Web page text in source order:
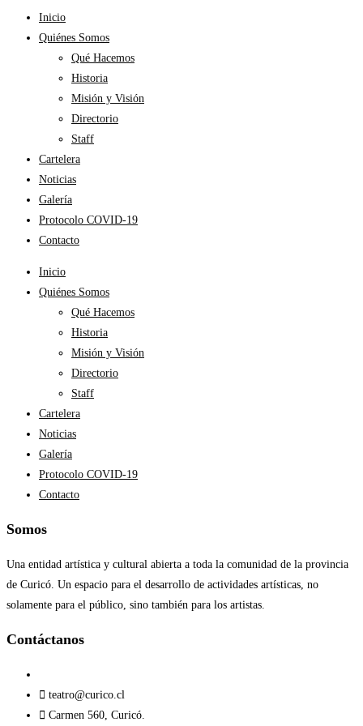
Inicio
Quiénes Somos
Qué Hacemos
Historia
Misión y Visión
Directorio
Staff
Cartelera
Noticias
Galería
Protocolo COVID-19
Contacto
Inicio
Quiénes Somos
Qué Hacemos
Historia
Misión y Visión
Directorio
Staff
Cartelera
Noticias
Galería
Protocolo COVID-19
Contacto
Somos
Una entidad artística y cultural abierta a toda la comunidad de la provincia
de Curicó. Un espacio para el desarrollo de actividades artísticas, no
solamente para el público, sino también para los artistas.
Contáctanos​
teatro@curico.cl
Carmen 560, Curicó.